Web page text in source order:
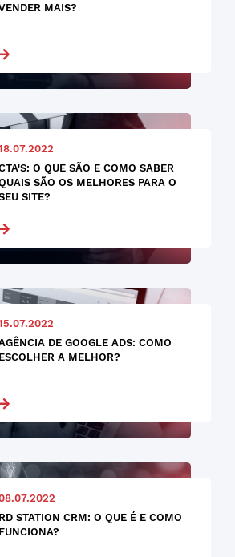
MAIS?
O QUE SÃO E COMO SABER
SÃO OS MELHORES PARA O
SITE?
DE GOOGLE ADS: COMO
ESCOLHER A MELHOR?
RD STATION CRM: O QUE É E COMO
FUNCIONA?